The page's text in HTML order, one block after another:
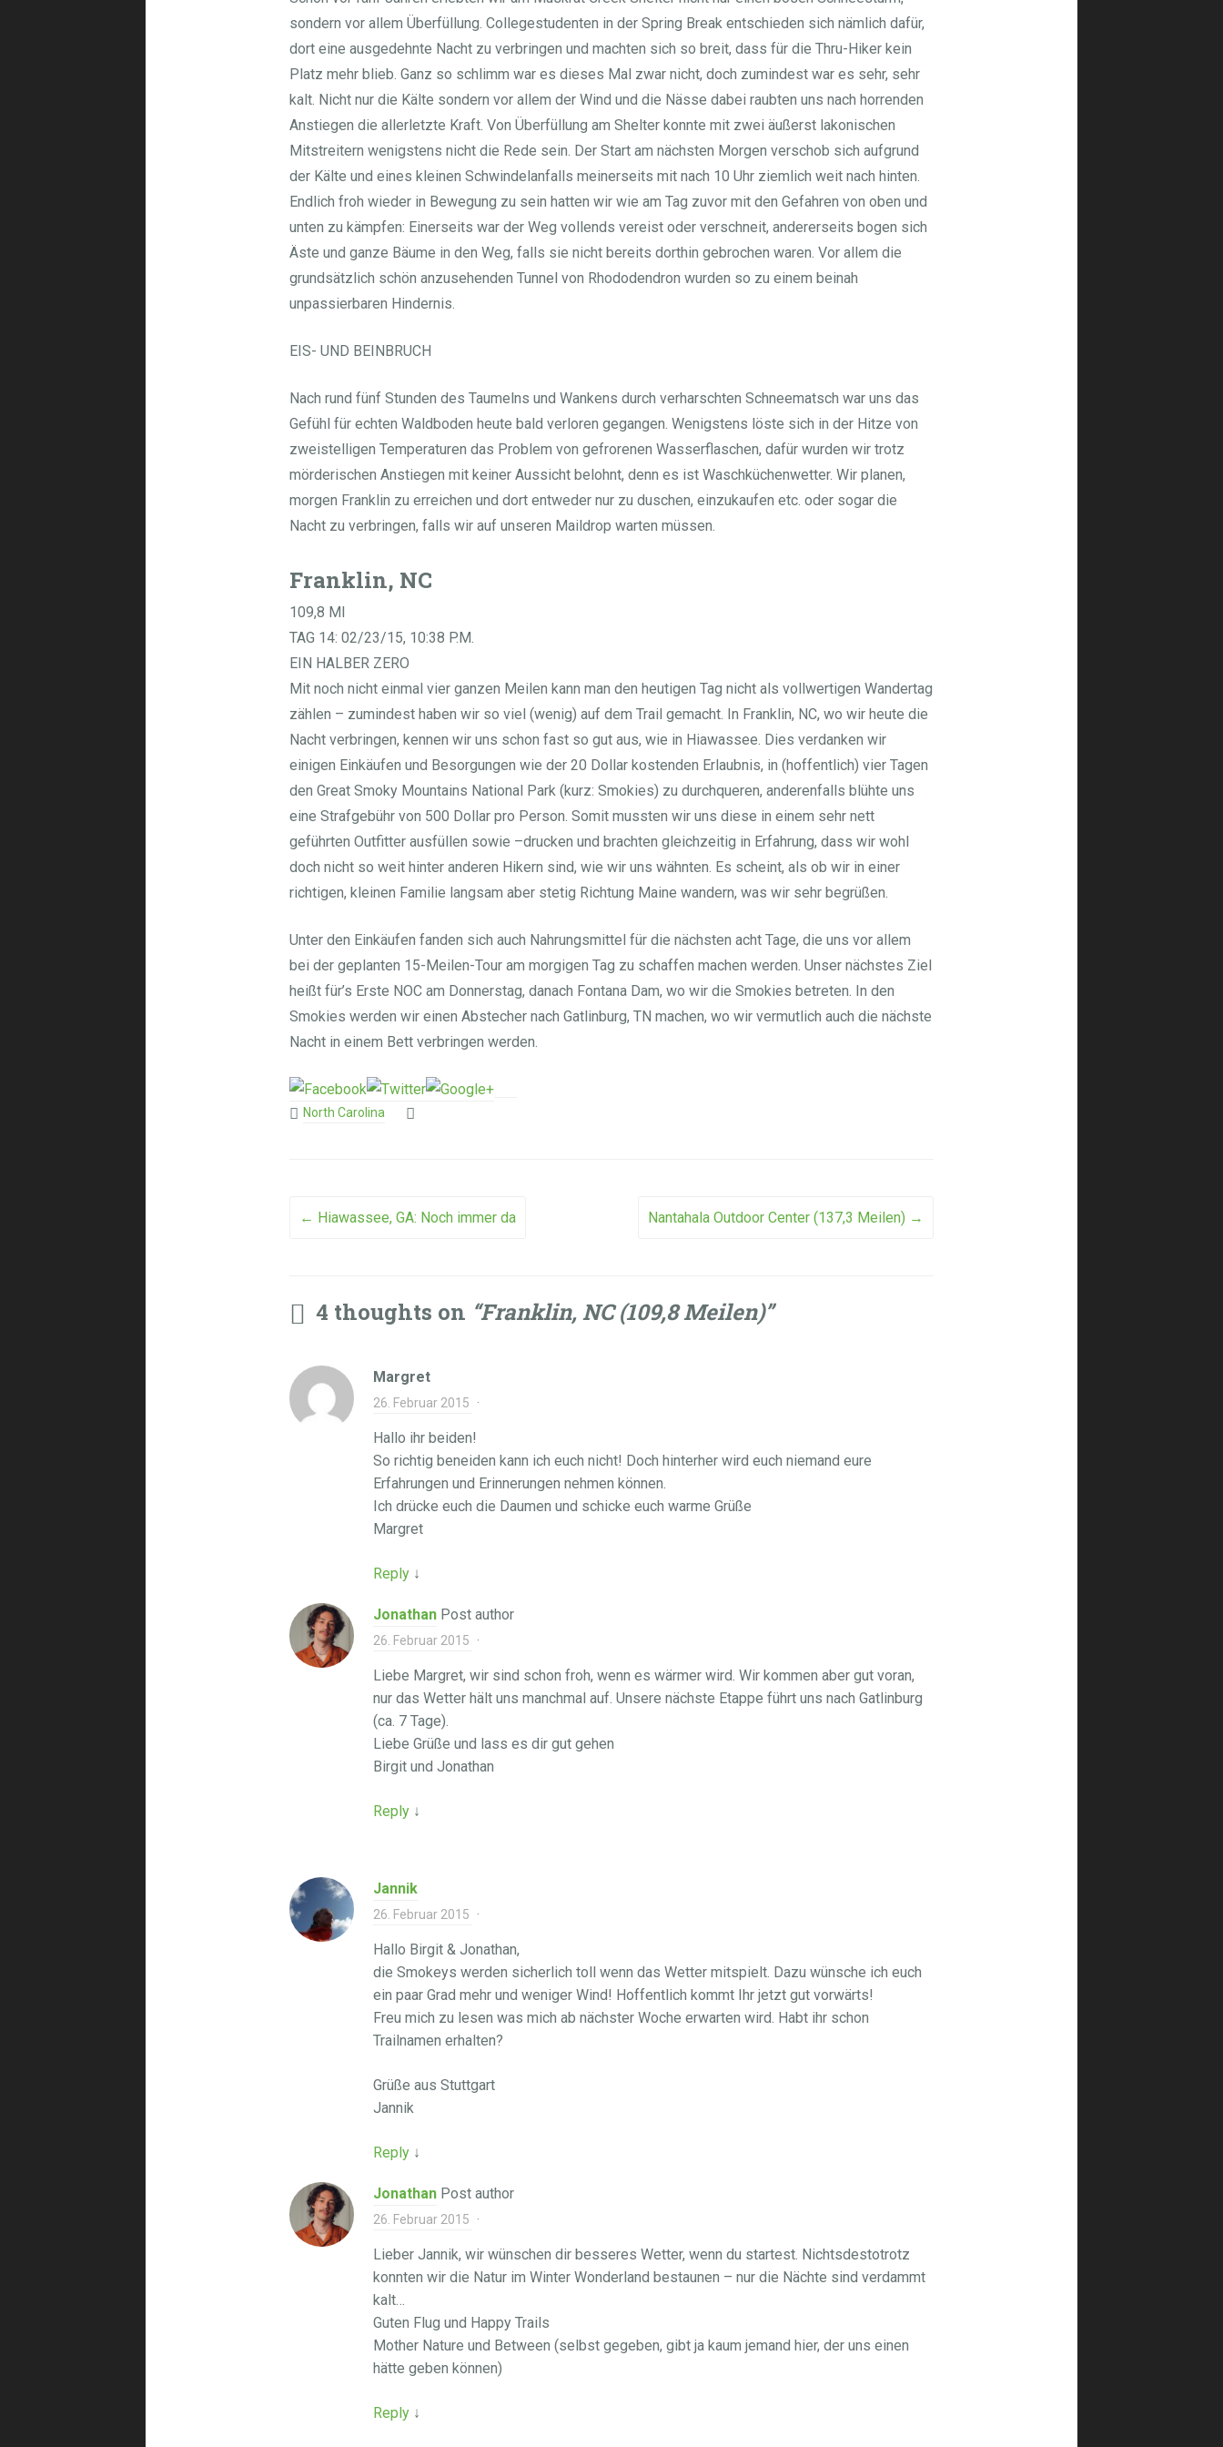
sondern vor allem Überfüllung. Collegestudenten in der Spring Break entschieden sich nämlich dafür,
dort eine ausgedehnte Nacht zu verbringen und machten sich so breit, dass für die Thru-Hiker kein
Platz mehr blieb. Ganz so schlimm war es dieses Mal zwar nicht, doch zumindest war es sehr, sehr
kalt. Nicht nur die Kälte sondern vor allem der Wind und die Nässe dabei raubten uns nach horrenden
Anstiegen die allerletzte Kraft. Von Überfüllung am Shelter konnte mit zwei äußerst lakonischen
Mitstreitern wenigstens nicht die Rede sein. Der Start am nächsten Morgen verschob sich aufgrund
der Kälte und eines kleinen Schwindelanfalls meinerseits mit nach 10 Uhr ziemlich weit nach hinten.
Endlich froh wieder in Bewegung zu sein hatten wir wie am Tag zuvor mit den Gefahren von oben und
unten zu kämpfen: Einerseits war der Weg vollends vereist oder verschneit, andererseits bogen sich
Äste und ganze Bäume in den Weg, falls sie nicht bereits dorthin gebrochen waren. Vor allem die
grundsätzlich schön anzusehenden Tunnel von Rhododendron wurden so zu einem beinah
unpassierbaren Hindernis.
EIS- UND BEINBRUCH
Nach rund fünf Stunden des Taumelns und Wankens durch verharschten Schneematsch war uns das
Gefühl für echten Waldboden heute bald verloren gegangen. Wenigstens löste sich in der Hitze von
zweistelligen Temperaturen das Problem von gefrorenen Wasserflaschen, dafür wurden wir trotz
mörderischen Anstiegen mit keiner Aussicht belohnt, denn es ist Waschküchenwetter. Wir planen,
morgen Franklin zu erreichen und dort entweder nur zu duschen, einzukaufen etc. oder sogar die
Nacht zu verbringen, falls wir auf unseren Maildrop warten müssen.
Franklin, NC
109,8 MI
TAG 14: 02/23/15, 10:38 P.M.
EIN HALBER ZERO
Mit noch nicht einmal vier ganzen Meilen kann man den heutigen Tag nicht als vollwertigen Wandertag
zählen – zumindest haben wir so viel (wenig) auf dem Trail gemacht. In Franklin, NC, wo wir heute die
Nacht verbringen, kennen wir uns schon fast so gut aus, wie in Hiawassee. Dies verdanken wir
einigen Einkäufen und Besorgungen wie der 20 Dollar kostenden Erlaubnis, in (hoffentlich) vier Tagen
den Great Smoky Mountains National Park (kurz: Smokies) zu durchqueren, anderenfalls blühte uns
eine Strafgebühr von 500 Dollar pro Person. Somit mussten wir uns diese in einem sehr nett
geführten Outfitter ausfüllen sowie –drucken und brachten gleichzeitig in Erfahrung, dass wir wohl
doch nicht so weit hinter anderen Hikern sind, wie wir uns wähnten. Es scheint, als ob wir in einer
richtigen, kleinen Familie langsam aber stetig Richtung Maine wandern, was wir sehr begrüßen.
Unter den Einkäufen fanden sich auch Nahrungsmittel für die nächsten acht Tage, die uns vor allem
bei der geplanten 15-Meilen-Tour am morgigen Tag zu schaffen machen werden. Unser nächstes Ziel
heißt für’s Erste NOC am Donnerstag, danach Fontana Dam, wo wir die Smokies betreten. In den
Smokies werden wir einen Abstecher nach Gatlinburg, TN machen, wo wir vermutlich auch die nächste
Nacht in einem Bett verbringen werden.
North Carolina
Post navigation
← Hiawassee, GA: Noch immer da Nantahala Outdoor Center (137,3 Meilen) →
4 thoughts on “Franklin, NC (109,8 Meilen)”
Margret
26. Februar 2015 ·
Hallo ihr beiden!
So richtig beneiden kann ich euch nicht! Doch hinterher wird euch niemand eure
Erfahrungen und Erinnerungen nehmen können.
Ich drücke euch die Daumen und schicke euch warme Grüße
Margret
Reply ↓
Jonathan Post author
26. Februar 2015 ·
Liebe Margret, wir sind schon froh, wenn es wärmer wird. Wir kommen aber gut voran,
nur das Wetter hält uns manchmal auf. Unsere nächste Etappe führt uns nach Gatlinburg
(ca. 7 Tage).
Liebe Grüße und lass es dir gut gehen
Birgit und Jonathan
Reply ↓
Jannik
26. Februar 2015 ·
Hallo Birgit & Jonathan,
die Smokeys werden sicherlich toll wenn das Wetter mitspielt. Dazu wünsche ich euch
ein paar Grad mehr und weniger Wind! Hoffentlich kommt Ihr jetzt gut vorwärts!
Freu mich zu lesen was mich ab nächster Woche erwarten wird. Habt ihr schon
Trailnamen erhalten?
Grüße aus Stuttgart
Jannik
Reply ↓
Jonathan Post author
26. Februar 2015 ·
Lieber Jannik, wir wünschen dir besseres Wetter, wenn du startest. Nichtsdestotrotz
konnten wir die Natur im Winter Wonderland bestaunen – nur die Nächte sind verdammt
kalt…
Guten Flug und Happy Trails
Mother Nature und Between (selbst gegeben, gibt ja kaum jemand hier, der uns einen
hätte geben können)
Reply ↓